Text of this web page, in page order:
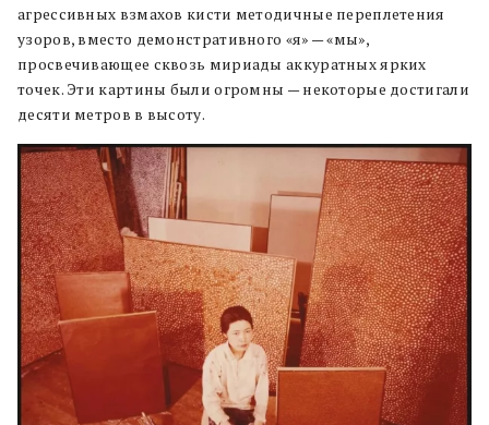
агрессивных взмахов кисти методичные переплетения
узоров, вместо демонстративного «я» — «мы»,
просвечивающее сквозь мириады аккуратных ярких
точек. Эти картины были огромны — некоторые достигали
десяти метров в высоту.